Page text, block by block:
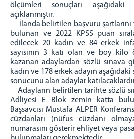
ölçümleri sonuçları aşağıdaki
açıklanmıştır.
İlanda belirtilen başvuru şartlarını
bulunan ve 2022 KPSS puan
edilecek 20 kadın ve 84 erkek
sayısının 3 katı olan ve boy
kazanan adaylardan sözlü sınava
kadın ve 178 erkek adayın
sonucunu alan adaylar
Adayların belirtilen tarihte sözlü
Adliyesi E Blok zemin katta
Başsavcısı Mustafa ALPER
cüzdanları (nüfus cüzdanı
numarasını gösterir ehliyet veya